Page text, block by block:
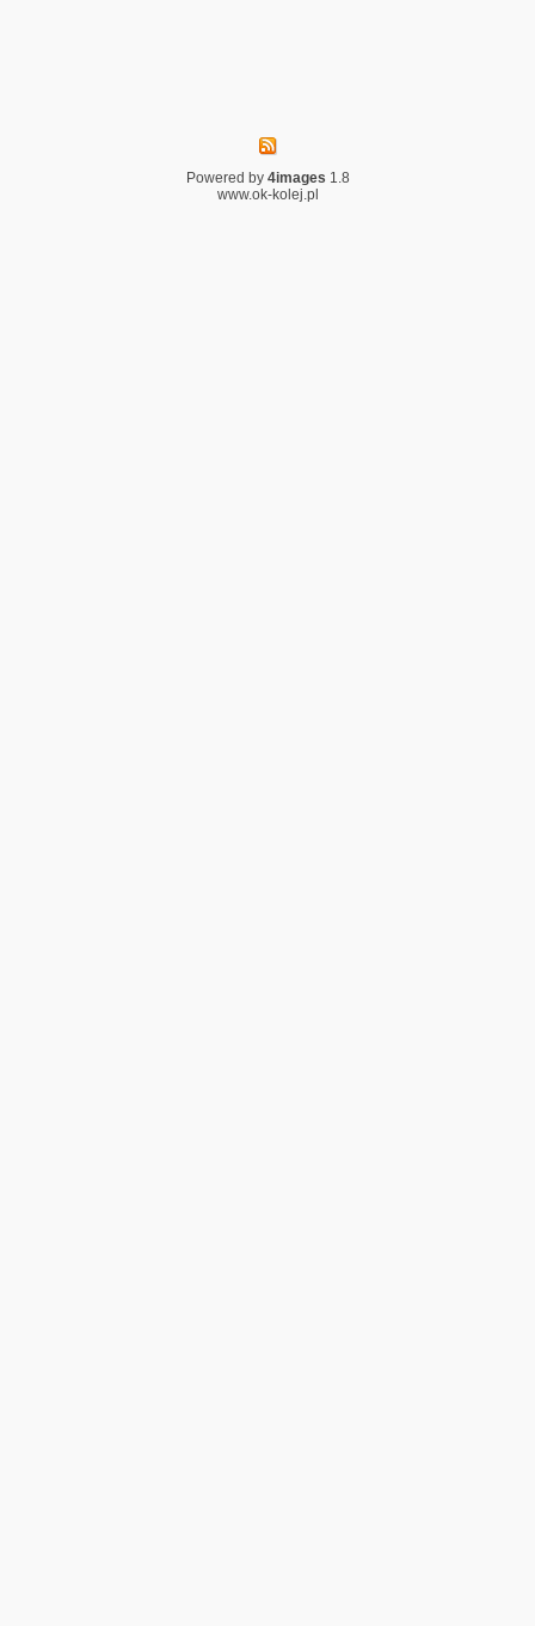
Powered by 4images 1.8
www.ok-kolej.pl